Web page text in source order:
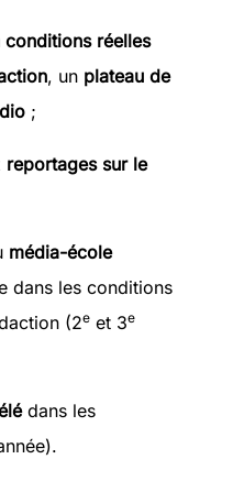
conditions réelles
, un plateau de
;
reportages sur le
média-école
dans les conditions
(2eet 3e
dans les